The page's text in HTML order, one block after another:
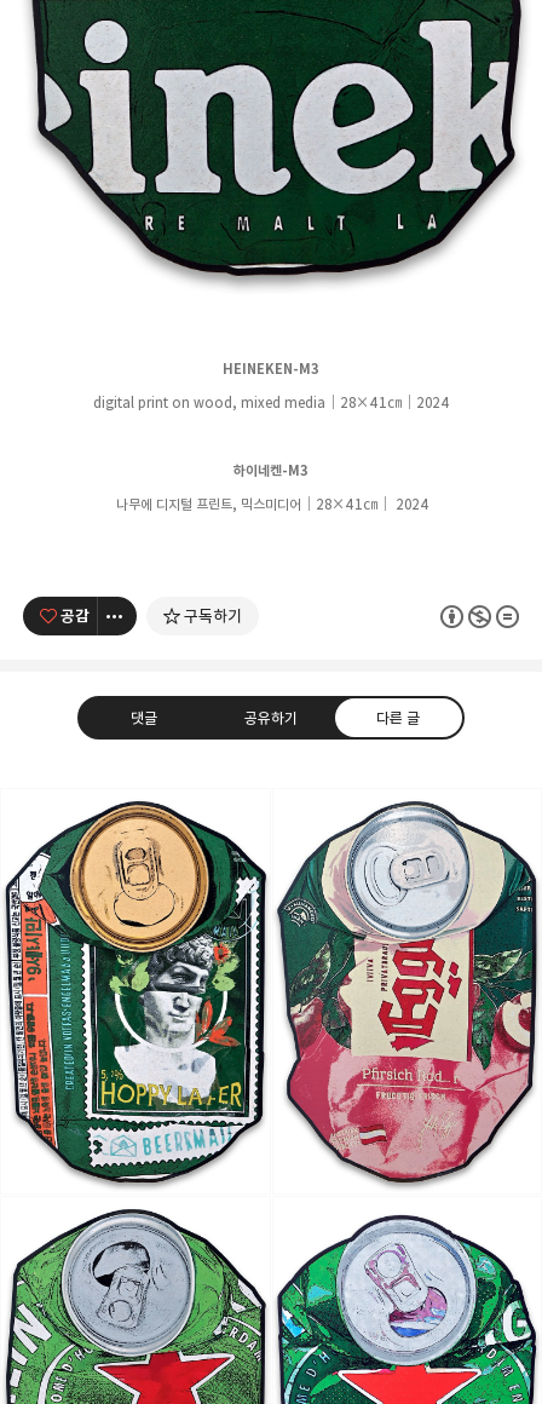
HEINEKEN-M3
digital print on wood, mixed media｜28×41㎝｜ 2024
하이네켄-M3
나무에 디지털 프린트, 믹스미디어 ｜28×41㎝ 2024
공감 구독하기
댓글 공유하기 다른 글
Artist Ock Jinhwa ｜옥진화 작가
Ock Jinhwa｜Ock Jin-hwa｜Artist｜Korea｜옥진화
｜Pop art｜Print｜Digital｜NFT
구독하기
카카오톡 라인 트위터
밴드 네이버 블로그 Pocket